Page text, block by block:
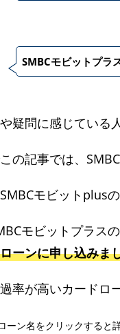
SMBCモビットプラ
疑問に感じている
の記事では、
モビットplus
モビットプラス
ーンに申し込みま
率が高いカードロ
ーン名をクリックすると